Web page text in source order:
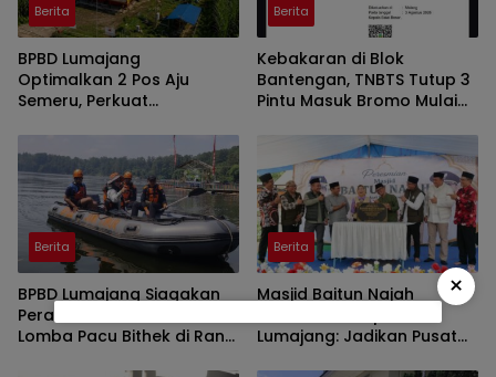
Berita
BPBD Lumajang
Optimalkan 2 Pos Aju
Semeru, Perkuat
Rawan Lahar
Berita
Kebakaran di Blok
Bantengan, TNBTS Tutup 3
Pintu Masuk Bromo Mulai
Berita
BPBD Lumajang Siagakan
Perahu Karet Amankan
Lomba Pacu Bithek di Ranu
Berita
Masjid Baitun Najah
Lumajang: Jadikan Pusat
×